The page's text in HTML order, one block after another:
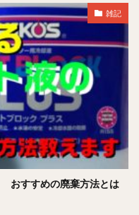
雑記
おすすめの廃棄方法とは